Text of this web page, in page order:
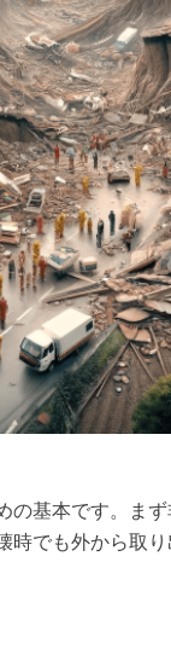
の基本です。ま
時でも外から取